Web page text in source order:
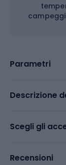
Parametri
Descrizione
Scegli gli
Recensioni